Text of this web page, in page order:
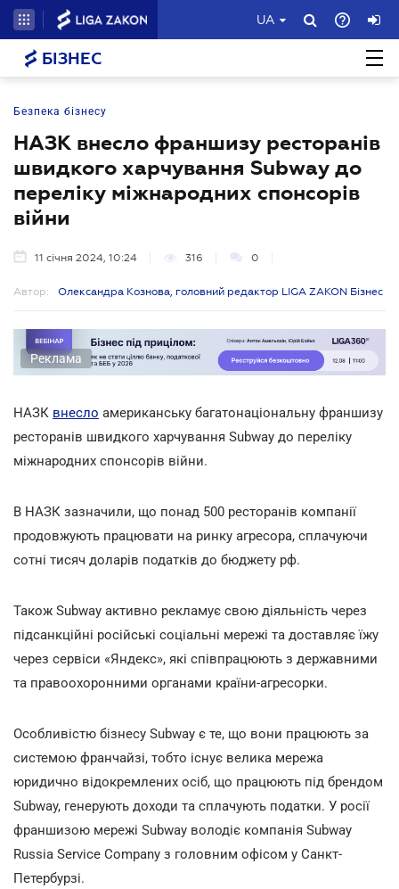
UA
БІЗНЕС
Безпека бізнесу
НАЗК внесло франшизу ресторанів
швидкого харчування Subway до
переліку міжнародних спонсорів
війни
11 січня 2024, 10:24 316 0
Автор: Олександра Кознова, головний редактор LIGA ZAKON Бізнес
Реклама
НАЗК внесло американську багатонаціональну франшизу
ресторанів швидкого харчування Subway до переліку
міжнародних спонсорів війни.
В НАЗК зазначили, що понад 500 ресторанів компанії
продовжують працювати на ринку агресора, сплачуючи
сотні тисяч доларів податків до бюджету рф.
Також Subway активно рекламує свою діяльність через
підсанкційні російські соціальні мережі та доставляє їжу
через сервіси «Яндекс», які співпрацюють з державними
та правоохоронними органами країни-агресорки.
Особливістю бізнесу Subway є те, що вони працюють за
системою франчайзі, тобто існує велика мережа
юридично відокремлених осіб, що працюють під брендом
Subway, генерують доходи та сплачують податки. У росії
франшизою мережі Subway володіє компанія Subway
Russia Service Company з головним офісом у Санкт-
Петербурзі.